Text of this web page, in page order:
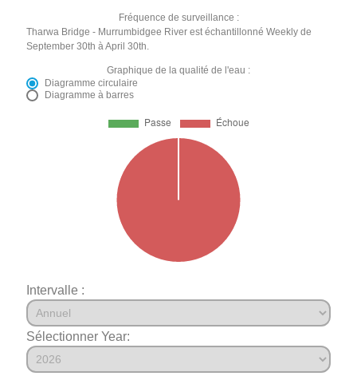
Fréquence de surveillance :
Tharwa Bridge - Murrumbidgee River est échantillonné Weekly de
September 30th à April 30th.
Graphique de la qualité de l'eau :
Diagramme circulaire
Diagramme à barres
Intervalle :
Sélectionner Year: